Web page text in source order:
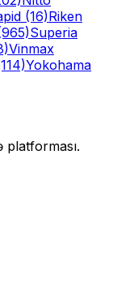
(16)Riken
Superia
Vinmax
Yokohama